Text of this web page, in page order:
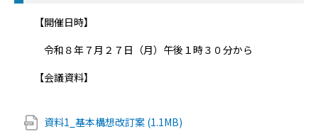
【開催日時】
令和８年７月２７日（月）午後１時３０分から
【会議資料】
資料1_基本構想改訂案 (1.1MB)